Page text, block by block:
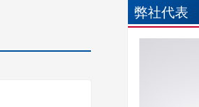
弊社代表